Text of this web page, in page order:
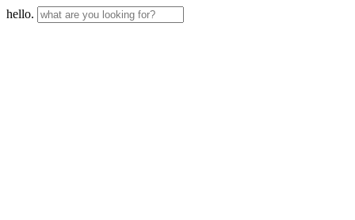
hello.